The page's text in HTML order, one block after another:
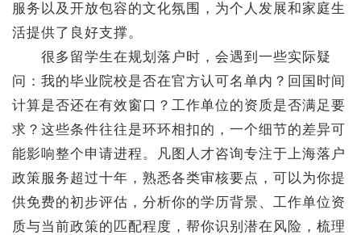
服务以及开放包容的文化氛围，为个人发展和家庭生
活提供了良好支撑。
很多留学生在规划落户时，会遇到一些实际疑
问：我的毕业院校是否在官方认可名单内？回国时间
计算是否还在有效窗口？工作单位的资质是否满足要
求？这些条件往往是环环相扣的，一个细节的差异可
能影响整个申请进程。凡图人才咨询专注于上海落户
政策服务超过十年，熟悉各类审核要点，可以为你提
供免费的初步评估，分析你的学历背景、工作单位资
质与当前政策的匹配程度，帮你识别潜在风险，梳理